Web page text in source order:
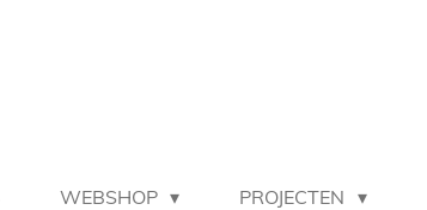
WEBSHOP PROJECTEN